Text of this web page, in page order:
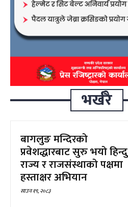
भर्खरै
बागलुङ मन्दिरको
प्रवेशद्धारबाट सुरु भयो हिन्दु
राज्य र राजसंस्थाको पक्षमा
हस्ताक्षर अभियान
साउन १९, २०८३